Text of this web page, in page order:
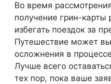
Во время
получение грин-карты
избегать поездок за
Путешествие может
осложнения в
Лучше всего
тех пор, пока ваше